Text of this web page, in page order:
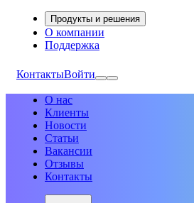
Продукты и решения
О компании
Поддержка
КонтактыВойти
О нас
Клиенты
Новости
Статьи
Вакансии
Отзывы
Контакты